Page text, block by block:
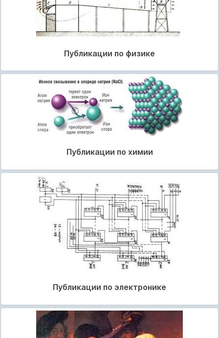
Публикации по физике
Публикации по химии
Публикации по электронике